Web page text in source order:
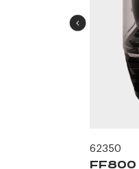
62350
FF800